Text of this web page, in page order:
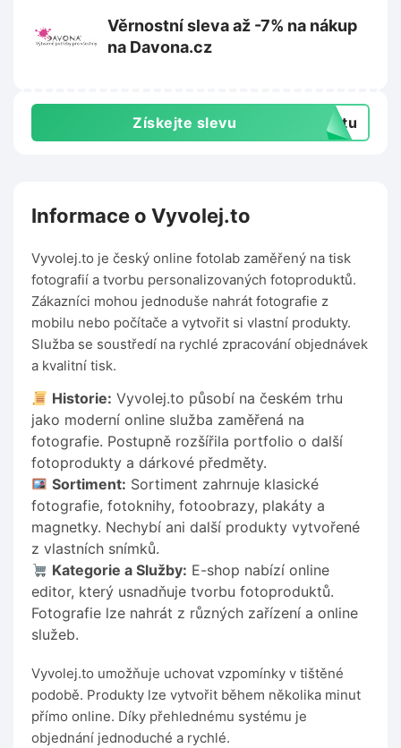
Věrnostní sleva až -7% na nákup
na Davona.cz
Získejte slevu extu
Informace o Vyvolej.to
Vyvolej.to je český online fotolab zaměřený na tisk
fotografií a tvorbu personalizovaných fotoproduktů.
Zákazníci mohou jednoduše nahrát fotografie z
mobilu nebo počítače a vytvořit si vlastní produkty.
Služba se soustředí na rychlé zpracování objednávek
a kvalitní tisk.
Historie: Vyvolej.to působí na českém trhu
jako moderní online služba zaměřená na
fotografie. Postupně rozšířila portfolio o další
fotoprodukty a dárkové předměty.
Sortiment: Sortiment zahrnuje klasické
fotografie, fotoknihy, fotoobrazy, plakáty a
magnetky. Nechybí ani další produkty vytvořené
z vlastních snímků.
Kategorie a Služby: E-shop nabízí online
editor, který usnadňuje tvorbu fotoproduktů.
Fotografie lze nahrát z různých zařízení a online
služeb.
Vyvolej.to umožňuje uchovat vzpomínky v tištěné
podobě. Produkty lze vytvořit během několika minut
přímo online. Díky přehlednému systému je
objednání jednoduché a rychlé.